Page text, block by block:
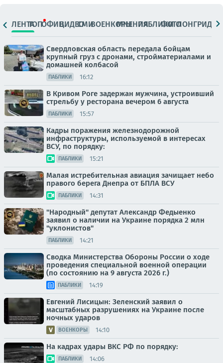
ЛЕНТАТОПОФИЦ.ВИДЕОСМИВОЕНКОРЫМНЕНИЯПАБЛИКИ
ФОТОЛОНГРИДЫ
Свердловская область передала бойцам
крупный груз с дронами, стройматериалами и
домашней колбасой
ПАБЛИКИ 16:12
В Кривом Роге задержан мужчина, устроивший
стрельбу у ресторана вечером 6 августа
ПАБЛИКИ 15:57
Кадры поражения железнодорожной
инфраструктуры, используемой в интересах
ВСУ, по порядку:
ПАБЛИКИ 15:21
Малая истребительная авиация зачищает небо
правого берега Днепра от БПЛА ВСУ
ПАБЛИКИ 14:31
"Народный" депутат Александр Федыенко
заявил о наличии на Украине порядка 2 млн
"уклонистов"
ПАБЛИКИ 14:21
Сводка Министерства Обороны России о ходе
проведения специальной военной операции
(по состоянию на 9 августа 2026 г.)
ПАБЛИКИ 14:19
Евгений Лисицын: Зеленский заявил о
масштабных разрушениях на Украине после
ночных ударов
ВОЕНКОРЫ 14:10
На кадрах удары ВКС РФ по порядку:
ПАБЛИКИ 14:06